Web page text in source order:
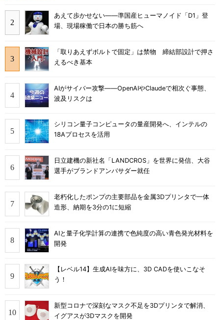
あえて歩かせない――準国産ヒューマノイド「D1」登
場、現場稼働で日本の勝ち筋へ
「取りあえずボルトで固定」は禁物 締結部設計で押さ
えるべき基本
AIがサイバー攻撃――OpenAIやClaudeで相次ぐ事態、
波及リスクは
シリコン量子コンピュータの量産開発へ、インテルの
18Aプロセスを活用
日立建機の新社名「LANDCROS」を世界に発信、大谷
選手がブランドアンバサダー就任
老朽化したポンプの主要部品を金属3Dプリンタで一体
造形、納期を3分の1に短縮
AIと量子化学計算の連携で色純度の高い青色発光材料を
開発
【レベル14】生成AIを味方に、3D CADを使いこなそ
う！
新型コロナで深刻なマスク不足を3Dプリンタで解消、
イグアスが3Dマスクを開発